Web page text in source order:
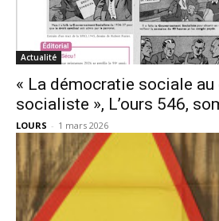
Actualité
« La démocratie sociale au
socialiste », L’ours 546,
LOURS - 1 mars 2026